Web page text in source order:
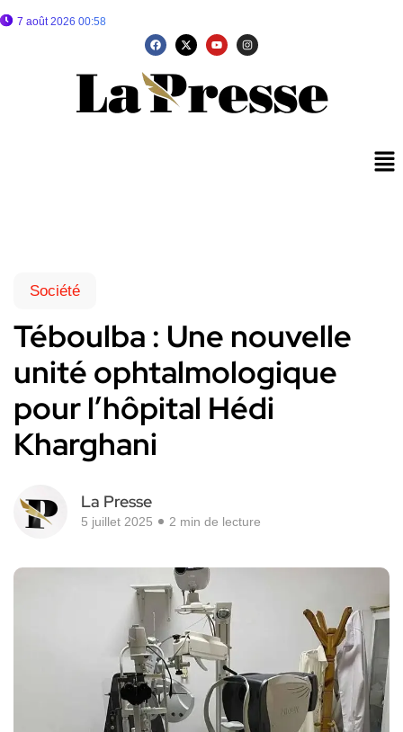
7 août 2026 00:58
Société
Téboulba : Une nouvelle
unité ophtalmologique
pour l’hôpital Hédi
Kharghani
La Presse
5 juillet 2025 2 min de lecture